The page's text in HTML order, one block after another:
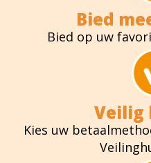
Bied
Bied op uw
Veilig
Kies uw